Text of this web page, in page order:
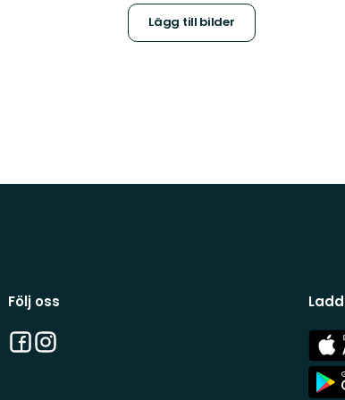
Lägg till bilder
Följ oss
Facebook
Instagram
App
Store
App
Store